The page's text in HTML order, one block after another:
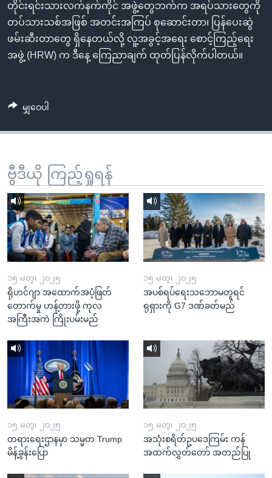
ကျော်
ကြည့်
ရန်
ရှာဖွေ
သို့
ဘာသာစကားများ
တိုင်းရင်းသားလက်နက်ကိုင် အဖွဲ့တွေဘက်က အရပ်သားတွေကို
တပ်သားသစ်အဖြစ် အတင်းအကြပ် စုဆောင်းတာ၊ ပြန်ပေးဆွဲ
ဖမ်းဆီးတာတွေ ရှိနေတယ်လို့ လူ့အခွင့်အရေး စောင့်ကြည့်ရေး
အဖွဲ့ (HRW) က ဒီနေ့ ကြေညာချက် ထုတ်ပြန်လိုက်ပါတယ်။
မျှဝေပါ
ဗွီဒီယို ကြည့်ရှုရန်
၁၅ မတ္၊ ၂၀၂၅
ရိုဟင်ဂျာ အထောက်အပံ့ဖြတ်
တောက်မှု ဟန့်တားဖို့ ကုလ
အကြီးအကဲ ကြိုးပမ်းမည်
၁၅ မတ္၊ ၂၀၂၅
အပစ်ရပ်ရေးသဘောမတူရင်
ရုရှားကို G7 ဒဏ်ခတ်မည်
၁၅ မတ္၊ ၂၀၂၅
တရားရေးဌာနမှာ သမ္မတ Trump
မိန့်ခွန်းပြော
၁၅ မတ္၊ ၂၀၂၅
အသုံးစရိတ်ဥပဒေကြမ်း ကန်
အထက်လွှတ်တော် အတည်ပြု